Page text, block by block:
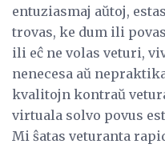
entuziasmaj aŭtoj,
trovas, ke dum ili
ili eĉ ne volas veturi,
nenecesa aŭ
kvalitojn kontraŭ
virtuala solvo povus
Mi ŝatas veturanta